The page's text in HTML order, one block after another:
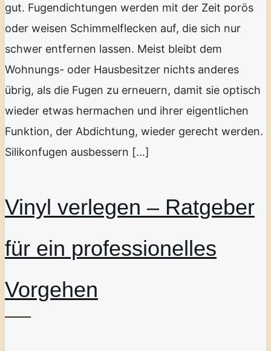
gut. Fugendichtungen werden mit der Zeit porös
oder weisen Schimmelflecken auf, die sich nur
schwer entfernen lassen. Meist bleibt dem
Wohnungs- oder Hausbesitzer nichts anderes
übrig, als die Fugen zu erneuern, damit sie optisch
wieder etwas hermachen und ihrer eigentlichen
Funktion, der Abdichtung, wieder gerecht werden.
Silikonfugen ausbessern […]
Vinyl verlegen – Ratgeber
für ein professionelles
Vorgehen